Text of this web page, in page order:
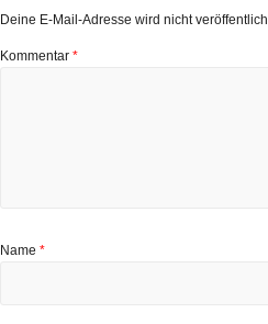
Deine E-Mail-Adresse wird nicht
Kommentar*
Name*